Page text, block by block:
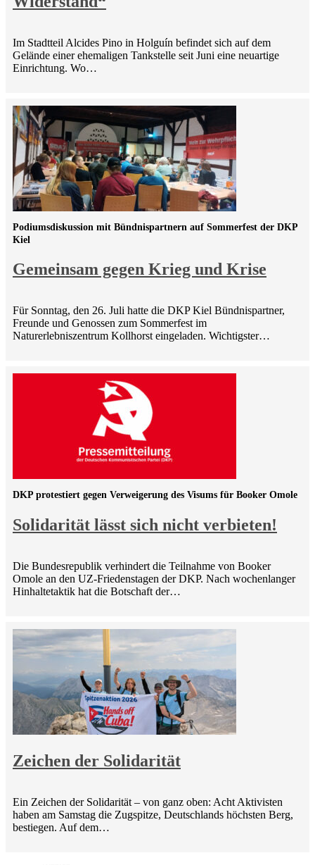
Im Stadtteil Alcides Pino in Holguín befindet sich auf dem
Gelände einer ehemaligen Tankstelle seit Juni eine neuartige
Einrichtung. Wo…
Gemeinsam gegen Krieg und Krise
Podiumsdiskussion mit Bündnispartnern auf Sommerfest der DKP
Kiel
Für Sonntag, den 26. Juli hatte die DKP Kiel Bündnispartner,
Freunde und Genossen zum Sommerfest im
Naturerlebniszentrum Kollhorst eingeladen. Wichtigster…
Solidarität lässt sich nicht verbieten!
DKP protestiert gegen Verweigerung des Visums für Booker Omole
Die Bundesrepublik verhindert die Teilnahme von Booker
Omole an den UZ-Friedenstagen der DKP. Nach wochenlanger
Hinhaltetaktik hat die Botschaft der…
Zeichen der Solidarität
Ein Zeichen der Solidarität – von ganz oben: Acht Aktivisten
haben am Samstag die Zugspitze, Deutschlands höchsten Berg,
bestiegen. Auf dem…